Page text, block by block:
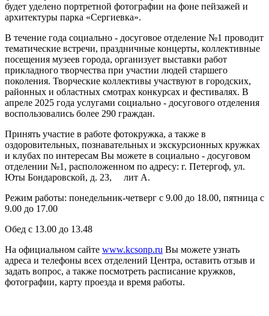
будет уделено портретной фотографии на фоне пейзажей и
архитектуры парка «Сергиевка».
В течение года социально - досуговое отделение №1 проводит
тематические встречи, праздничные концерты, коллективные
посещения музеев города, организует выставки работ
прикладного творчества при участии людей старшего
поколения. Творческие коллективы участвуют в городских,
районных и областных смотрах конкурсах и фестивалях. В
апреле 2025 года услугами социально - досугового отделения
воспользовались более 290 граждан.
Принять участие в работе фотокружка, а также в
оздоровительных, познавательных и экскурсионных кружках
и клубах по интересам Вы можете в социально - досуговом
отделении №1, расположенном по адресу: г. Петергоф, ул.
Юты Бондаровской, д. 23, лит А.
Режим работы: понедельник-четверг с 9.00 до 18.00, пятница с
9.00 до 17.00
Обед с 13.00 до 13.48
На официальном сайте www.kcsonp.ru Вы можете узнать
адреса и телефоны всех отделений Центра, оставить отзыв и
задать вопрос, а также посмотреть расписание кружков,
фотографии, карту проезда и время работы.